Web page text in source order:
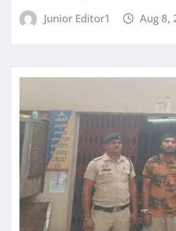
Junior Editor1 Aug 8,